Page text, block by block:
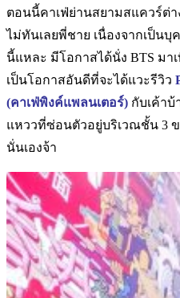
ตอนนี้คาเฟ่ย่านสยามสแควร์ต่า
ไม่ทันเลยพี่ชาย เนื่องจากเป็น
นี้แหละ มีโอกาสได้นั่ง BTS มา
เป็นโอกาสอันดีที่จะได้แวะรีวิว
(คาเฟ่พิงค์แพลนเตอร์) กับเค้าบ้
แหววที่ซ่อนตัวอยู่บริเวณชั้น 3 ขอ
นั่นเองจ้า